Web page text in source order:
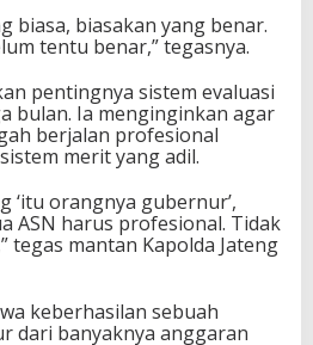
biasa, biasakan yang benar.
tentu benar,” tegasnya.
pentingnya sistem evaluasi
bulan. Ia menginginkan agar
berjalan profesional
merit yang adil.
‘itu orangnya gubernur’,
ASN harus profesional. Tidak
tegas mantan Kapolda Jateng
keberhasilan sebuah
dari banyaknya anggaran